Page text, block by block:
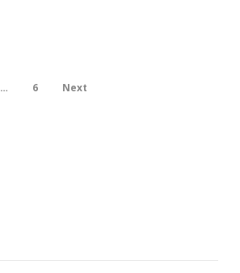
… 6 Next